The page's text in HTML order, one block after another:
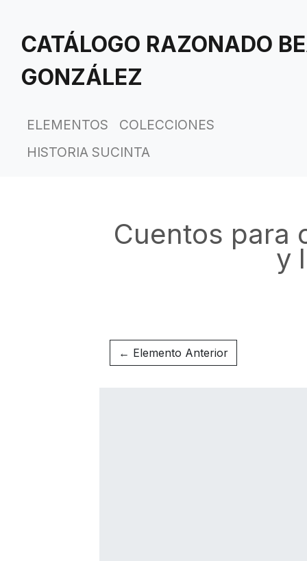
contenido
CATÁLOGO RAZONADO
GONZÁLEZ
ELEMENTOS
COLECCIONES
HISTORIA SUCINTA
Cuentos para
y
← Elemento Anterior